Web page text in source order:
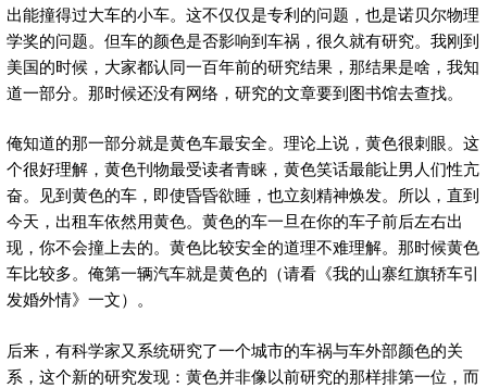
出能撞得过大车的小车。这不仅仅是专利的问题，也是诺贝尔物理
学奖的问题。但车的颜色是否影响到车祸，很久就有研究。我刚到
美国的时候，大家都认同一百年前的研究结果，那结果是啥，我知
道一部分。那时候还没有网络，研究的文章要到图书馆去查找。
俺知道的那一部分就是黄色车最安全。理论上说，黄色很刺眼。这
个很好理解，黄色刊物最受读者青睐，黄色笑话最能让男人们性亢
奋。见到黄色的车，即使昏昏欲睡，也立刻精神焕发。所以，直到
今天，出租车依然用黄色。黄色的车一旦在你的车子前后左右出
现，你不会撞上去的。黄色比较安全的道理不难理解。那时候黄色
车比较多。俺第一辆汽车就是黄色的（请看《我的山寨红旗轿车引
发婚外情》一文）。
后来，有科学家又系统研究了一个城市的车祸与车外部颜色的关
系，这个新的研究发现：黄色并非像以前研究的那样排第一位，而